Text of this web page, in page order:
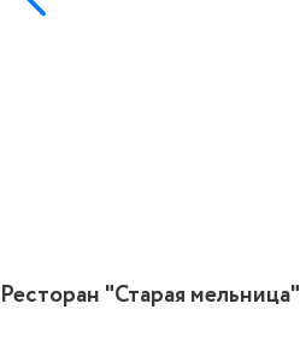
Ресторан "Старая мельница"